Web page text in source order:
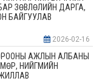
ЗӨВЛӨЛИЙН ДАРГА,
БАЙГУУЛАВ
2026-02-16
АЖЛЫН АЛБАНЫ
НИЙГМИЙН